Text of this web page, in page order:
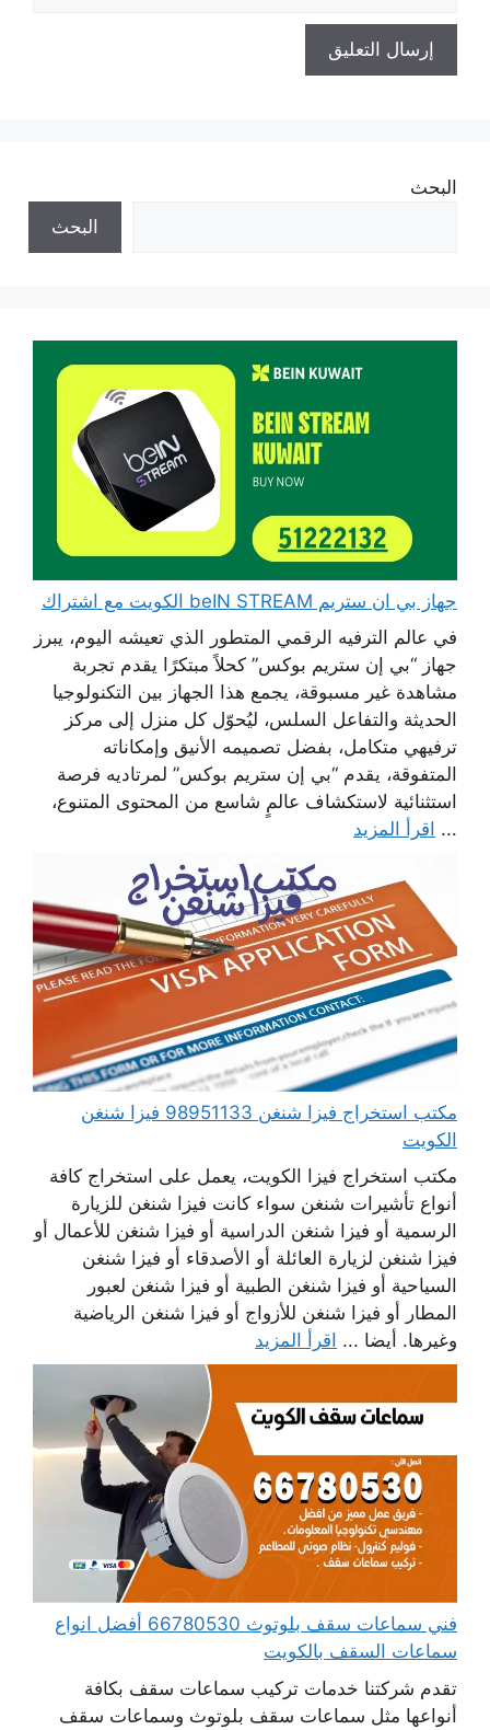
البحث
البحث
جهاز بي ان ستريم beIN STREAM الكويت مع اشتراك
في عالم الترفيه الرقمي المتطور الذي تعيشه اليوم، يبرز
جهاز “بي إن ستريم بوكس” كحلاً مبتكرًا يقدم تجربة
مشاهدة غير مسبوقة، يجمع هذا الجهاز بين التكنولوجيا
الحديثة والتفاعل السلس، ليُحوّل كل منزل إلى مركز
ترفيهي متكامل، بفضل تصميمه الأنيق وإمكاناته
المتفوقة، يقدم “بي إن ستريم بوكس” لمرتاديه فرصة
استثنائية لاستكشاف عالمٍ شاسع من المحتوى المتنوع،
... اقرأ المزيد
مكتب استخراج فيزا شنغن 98951133 فيزا شنغن
الكويت
مكتب استخراج فيزا الكويت، يعمل على استخراج كافة
أنواع تأشيرات شنغن سواء كانت فيزا شنغن للزيارة
الرسمية أو فيزا شنغن الدراسية أو فيزا شنغن للأعمال أو
فيزا شنغن لزيارة العائلة أو الأصدقاء أو فيزا شنغن
السياحية أو فيزا شنغن الطبية أو فيزا شنغن لعبور
المطار أو فيزا شنغن للأزواج أو فيزا شنغن الرياضية
وغيرها. أيضا ... اقرأ المزيد
فني سماعات سقف بلوتوث 66780530 أفضل انواع
سماعات السقف بالكويت
تقدم شركتنا خدمات تركيب سماعات سقف بكافة
أنواعها مثل سماعات سقف بلوتوث وسماعات سقف